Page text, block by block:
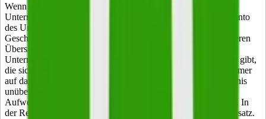
Wenn ein Geschäftsvorgang sich auf den Erfolg eines
Unternehmens auswirkt, kann er direkt auf das Eigenkapitalkonto
des Unternehmens gebucht werden. Wenn es nur wenige
Geschäftsvorfälle gibt, hat diese Variante den Vorteil der größeren
Übersichtlichkeit. Tatsächlich ist es aber selbst bei kleinen
Unternehmen oft so, dass es eine Vielzahl von Geschäftsfällen gibt,
die sich auf das Eigenkapital auswirken. Wenn man hierbei immer
auf das Eigenkapitalkonto überweisen würde, wäre das Ergebnis
unübersichtlich. Deshalb überträgt man alle Erträge und
Aufwendungen nur in saldierter Form auf das Guthabenkonto. In
der Regel kommt hierbei das Gesamtkontenverfahren zum Einsatz.